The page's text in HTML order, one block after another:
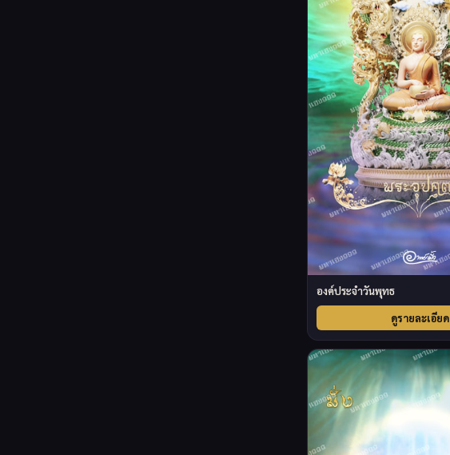
องค์ประจำวันพุทธ
ดูรายละเอียด